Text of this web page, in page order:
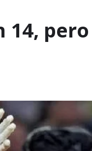
14, pero